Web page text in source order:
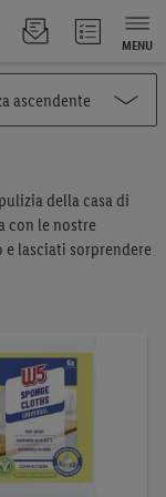
MENU
della casa di
con le nostre
lasciati sorprendere